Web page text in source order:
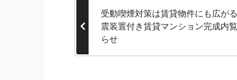
受動喫煙対策は賃貸物件にも広が
震装置付き賃貸マンション完成内
らせ